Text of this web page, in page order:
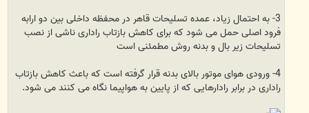
3- به احتمال زیاد، عمده تسلیحات قاهر در محفظه داخلی بین دو ارابه
فرود اصلی حمل می شود که برای کاهش بازتاب راداری ناشی از نصب
تسلیحات زیر بال و بدنه روش مطمئنی است
4- ورودی هوای موتور بالای بدنه قرار گرفته است که باعث کاهش بازتاب
راداری در برابر رادارهایی که از پایین به هواپیما نگاه می کنند می شود.